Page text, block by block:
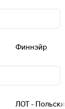
Финнэйр
ЛОТ -